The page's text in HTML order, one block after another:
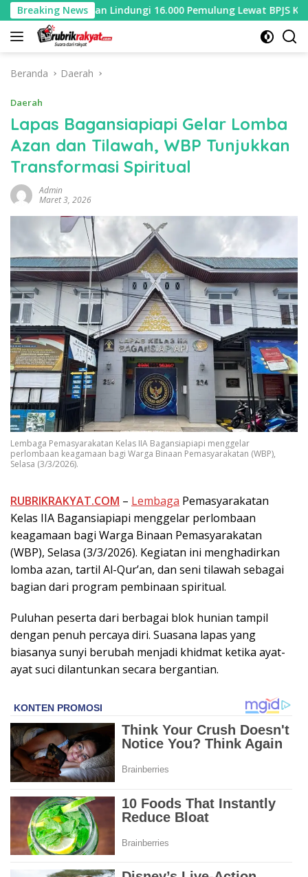
Langsung
ke
konten
Breaking News
16.000 Pemulung Lewat BPJS Ketenagakerjaan
Beranda Daerah
Daerah
Lapas Bagansiapiapi Gelar Lomba
Azan dan Tilawah, WBP Tunjukkan
Transformasi Spiritual
Admin
Maret 3, 2026
Lembaga Pemasyarakatan Kelas IIA Bagansiapiapi menggelar
perlombaan keagamaan bagi Warga Binaan Pemasyarakatan (WBP),
Selasa (3/3/2026).
RUBRIKRAKYAT.COM – Lembaga Pemasyarakatan
Kelas IIA Bagansiapiapi menggelar perlombaan
keagamaan bagi Warga Binaan Pemasyarakatan
(WBP), Selasa (3/3/2026). Kegiatan ini menghadirkan
lomba azan, tartil Al-Qur’an, dan seni tilawah sebagai
bagian dari program pembinaan spiritual.
Puluhan peserta dari berbagai blok hunian tampil
dengan penuh percaya diri. Suasana lapas yang
biasanya sunyi berubah menjadi khidmat ketika ayat-
ayat suci dilantunkan secara bergantian.